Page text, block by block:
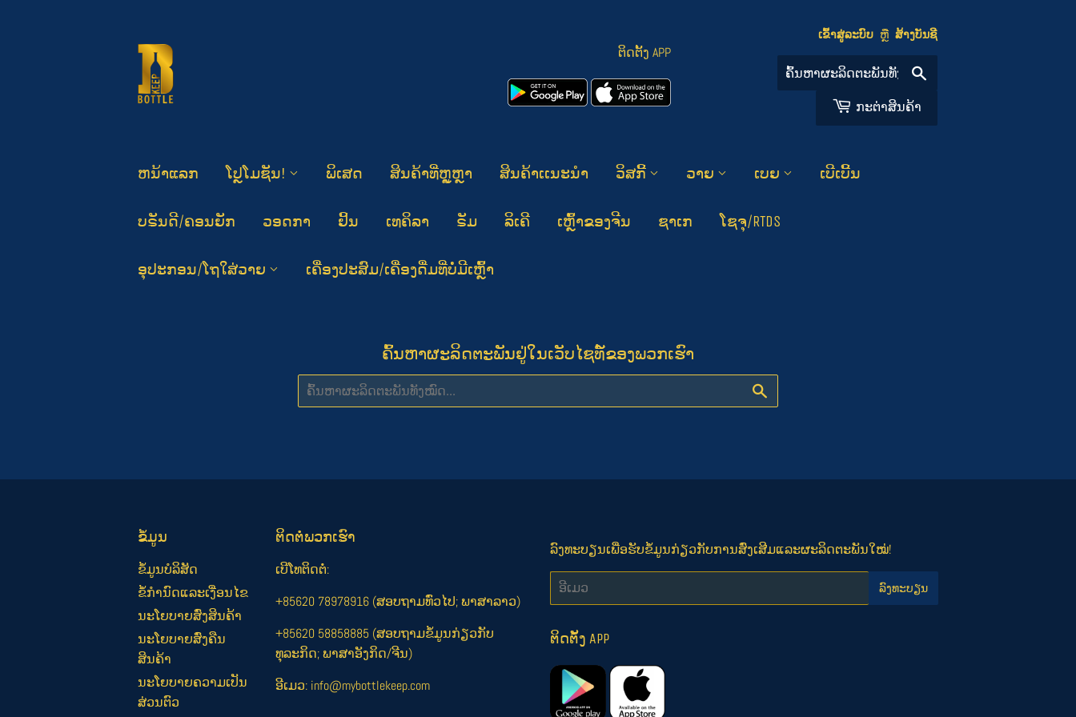
ຕິດຕັ້ງ APP
ເຂົ້າ​ສູ່​ລະ​ບົບ ຫຼື ສ້າງ​ບັນ​ຊີ
​ກ​ະ​ຕ່​າ​​ສິນ​ຄ້າ
ຫນ້າແລກ ໂປຼໂມຊັນ! ພິເສດ ສິນຄ້າທີ່ຫຼູຫຼາ ສິນຄ້າເເນະນໍາ ວິສກີ້ ວາຍ ເບຍ ເບີເບີ້ນ
ບຣັນດີ/ຄອນຍັກ ວອດກາ ຢິ້ນ ເທຄິລາ ຣັມ ລິເຄີ ເຫຼົ້າຂອງຈີນ ຊາເກ ໂຊຈຸ/RTDS
ອຸປະກອນ/ໂຖໃສ່ວາຍ ເຄື່ອງປະສົມ/ເຄື່ອງດື່ມທີ່ບໍ່ມີເຫຼົ້າ
ຄົ້ນຫາຜະລິດຕະພັນຢູ່ໃນເວັບໄຊທ໌້ຂອງພວກເຮົາ
ຂໍ້ມູນ
ຂໍ້ມູນບໍລິສັດ
ຂໍ້ກຳນົດແລະເງື່ອນໄຂ
ນະໂຍບາຍສົ່ງສິນຄ້າ
ນະໂຍບາຍສົ່ງຄືນ
ສິນຄ້າ
ນະໂຍບາຍຄວາມເປັນ
ສ່ວນຕົວ
ຕິດ​ຕໍ່​ພວກ​ເຮົາ
ເບີໂທຕິດຕໍ່:
+85620 78978916 (ສອບຖາມທົ່ວໄປ; ພາສາລາວ)
+85620 58858885 (ສອບຖາມຂໍ້ມູນກ່ຽວກັບ
ທຸລະກິດ; ພາສາອັງກິດ/ຈີນ)
ອີເມວ: info@mybottlekeep.com
ລົງທະບຽນເພື່ອຮັບຂໍ້ມູນກ່ຽວກັບການສົ່ງເສີມແລະຜະລິດຕະພັນໃໝ່!
ລົງ​ທະ​ບຽນ
ຕິດຕັ້ງ APP